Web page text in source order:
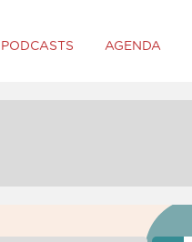
PODCASTS AGENDA